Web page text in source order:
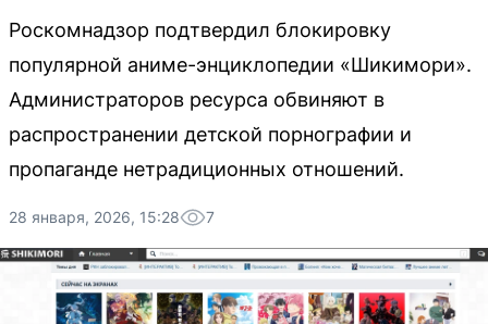
Роскомнадзор подтвердил блокировку
популярной аниме-энциклопедии «Шикимори».
Администраторов ресурса обвиняют в
распространении детской порнографии и
пропаганде нетрадиционных отношений.
28 января, 2026, 15:28 7